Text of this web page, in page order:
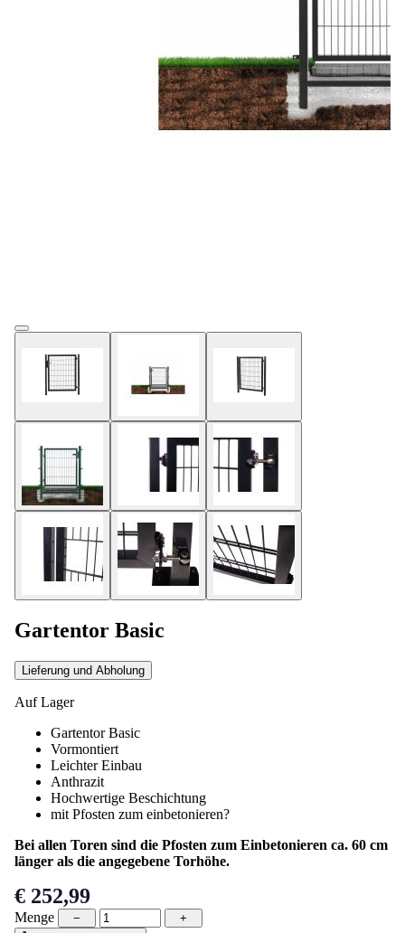
Gartentor Basic
Lieferung und Abholung
Auf Lager
Gartentor Basic
Vormontiert
Leichter Einbau
Anthrazit
Hochwertige Beschichtung
mit Pfosten zum einbetonieren?
Bei allen Toren sind die Pfosten zum Einbetonieren ca. 60 cm
länger als die angegebene Torhöhe.
€ 252,99
Menge − +